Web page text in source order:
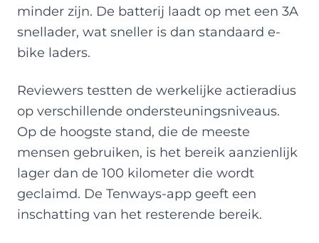
minder zijn. De batterij laadt op met een 3A
snellader, wat sneller is dan standaard e-
bike laders.
Reviewers testten de werkelijke actieradius
op verschillende ondersteuningsniveaus.
Op de hoogste stand, die de meeste
mensen gebruiken, is het bereik aanzienlijk
lager dan de 100 kilometer die wordt
geclaimd. De Tenways-app geeft een
inschatting van het resterende bereik.